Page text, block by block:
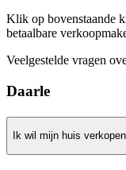
Klik op bovenstaande
betaalbare
Veelgestelde vragen
Daarle
Ik wil mijn huis